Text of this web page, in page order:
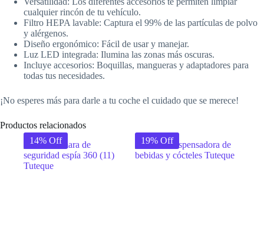
cualquier rincón de tu vehículo.
Filtro HEPA lavable: Captura el 99% de las partículas de polvo
y alérgenos.
Diseño ergonómico: Fácil de usar y manejar.
Luz LED integrada: Ilumina las zonas más oscuras.
Incluye accesorios: Boquillas, mangueras y adaptadores para
todas tus necesidades.
¡No esperes más para darle a tu coche el cuidado que se merece!
Productos relacionados
14% Off
19% Off